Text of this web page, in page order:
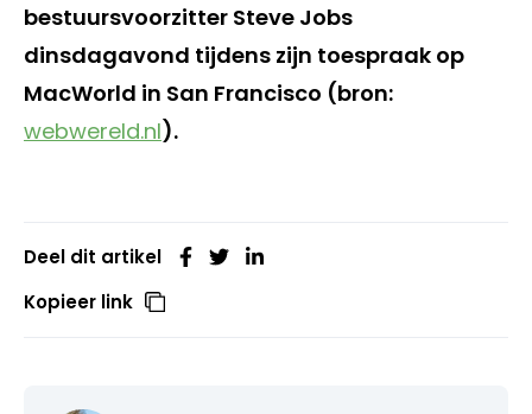
bestuursvoorzitter Steve Jobs
dinsdagavond tijdens zijn toespraak op
MacWorld in San Francisco (bron:
webwereld.nl).
Deel dit artikel
Kopieer link